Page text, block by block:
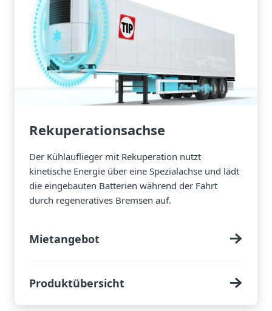
Rekuperationsachse
Der Kühlauflieger mit Rekuperation nutzt
kinetische Energie über eine Spezialachse und lädt
die eingebauten Batterien während der Fahrt
durch regeneratives Bremsen auf.
Mietangebot
Produktübersicht